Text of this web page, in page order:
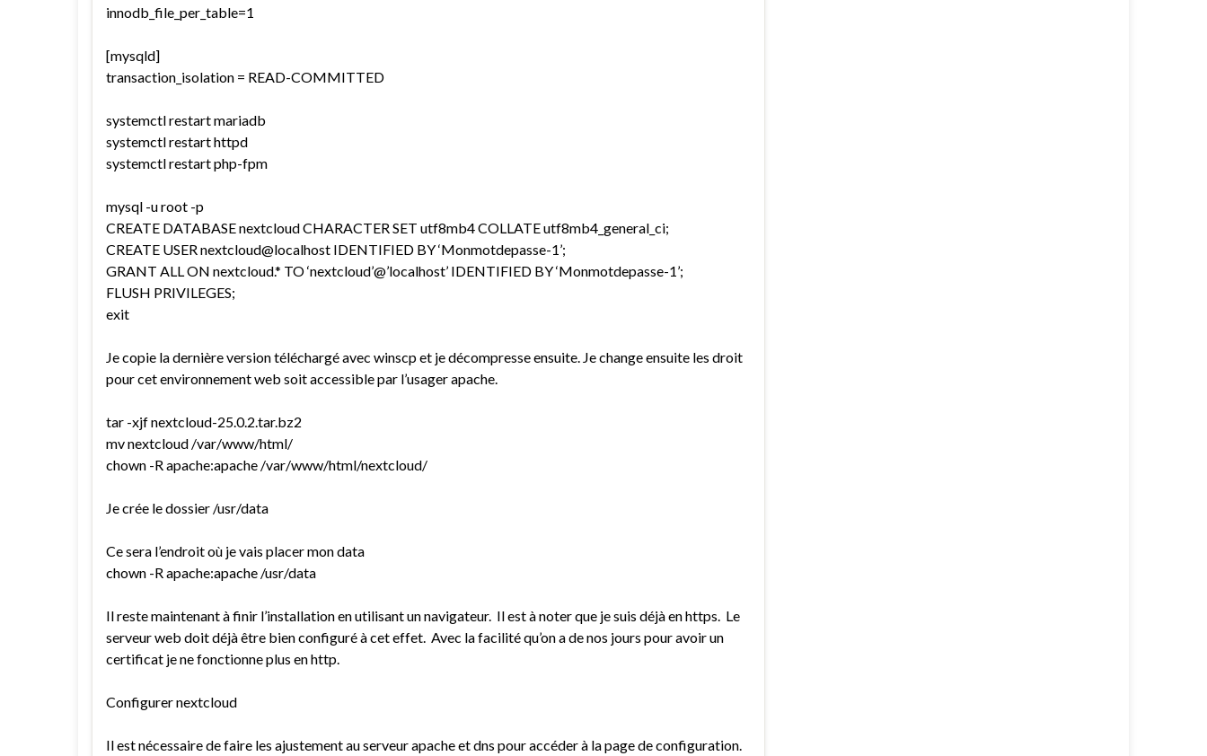
innodb_file_per_table=1
[mysqld]
transaction_isolation = READ-COMMITTED
systemctl restart mariadb
systemctl restart httpd
systemctl restart php-fpm
mysql -u root -p
CREATE DATABASE nextcloud CHARACTER SET utf8mb4 COLLATE utf8mb4_general_ci;
CREATE USER nextcloud@localhost IDENTIFIED BY ‘Monmotdepasse-1’;
GRANT ALL ON nextcloud.* TO ‘nextcloud’@’localhost’ IDENTIFIED BY ‘Monmotdepasse-1’;
FLUSH PRIVILEGES;
exit
Je copie la dernière version téléchargé avec winscp et je décompresse ensuite. Je change ensuite les droit
pour cet environnement web soit accessible par l’usager apache.
tar -xjf nextcloud-25.0.2.tar.bz2
mv nextcloud /var/www/html/
chown -R apache:apache /var/www/html/nextcloud/
Je crée le dossier /usr/data
Ce sera l’endroit où je vais placer mon data
chown -R apache:apache /usr/data
Il reste maintenant à finir l’installation en utilisant un navigateur. Il est à noter que je suis déjà en https. Le
serveur web doit déjà être bien configuré à cet effet. Avec la facilité qu’on a de nos jours pour avoir un
certificat je ne fonctionne plus en http.
Configurer nextcloud
Il est nécessaire de faire les ajustement au serveur apache et dns pour accéder à la page de configuration.